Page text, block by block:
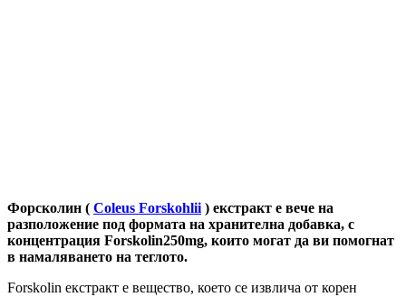
Форсколин ( Coleus Forskohlii ) екстракт е вече на
разположение под формата на хранителна добавка, с
концентрация Forskolin250mg, които могат да ви помогнат
в намаляването на теглото.
Forskolin екстракт е вещество, което се извлича от корен